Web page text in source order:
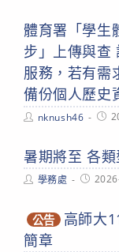
體育署「學生
步」上傳與查
服務，若有需
備份個人歷史
Postnknush46
Post
暑期將至 各
Post學務處
Post
公告
高師大
簡章